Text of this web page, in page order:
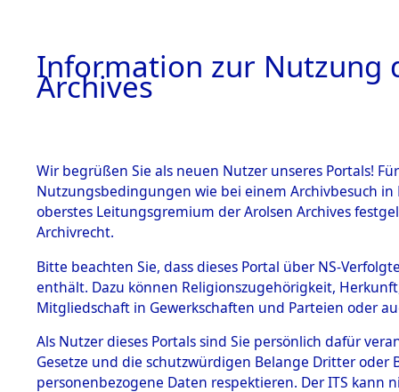
BESTÄNDE
1.
mente
5. Verschiedenes
und
Information zur Nutzung
Archives
Wir begrüßen Sie als neuen Nutzer unseres Portals!
Nutzungsbedingungen wie bei einem Archivbesuch
oberstes Leitungsgremium der Arolsen Archives
Archivrecht.
Bitte beachten Sie, dass dieses Portal über NS-
enthält. Dazu können Religionszugehörigkeit,
Mitgliedschaft in Gewerkschaften und Parteien oder
Als Nutzer dieses Portals sind Sie persönlich dafür
Gesetze und die schutzwürdigen Belange Dritter
personenbezogene Daten respektieren. Der ITS